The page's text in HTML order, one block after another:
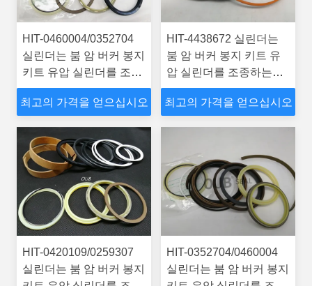
HIT-0460004/0352704
실린더는 붐 암 버커 봉지
키트 유압 실린더를 조종
하는 4310241 기계
EX400-3C 굴삭기입니다
최고의 가격을 얻으십시오
HIT-4438672 실린더는
붐 암 버커 봉지 키트 유
압 실린더를 조종하는
4310241 기계 EX400-
3C 굴삭기입니다
최고의 가격을 얻으십시오
HIT-0420109/0259307
실린더는 붐 암 버커 봉지
HIT-0352704/0460004
실린더는 붐 암 버커 봉지